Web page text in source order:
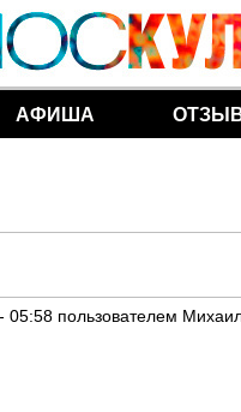
АФИША
05:58 пользователем